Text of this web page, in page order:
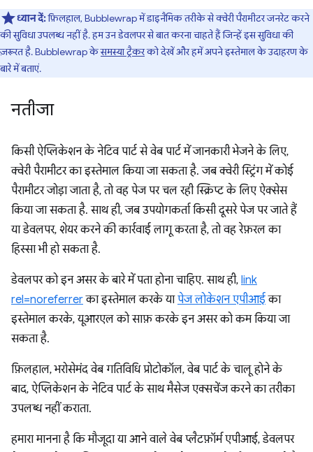
ध्यान दें:फ़िलहाल, Bubblewrap में डाइनैमिक तरीके से क्वेरी पैरामीटर जनरेट करने
की सुविधा उपलब्ध नहीं है. हम उन डेवलपर से बात करना चाहते हैं जिन्हें इस सुविधा की
ज़रूरत है. Bubblewrap केसमस्या ट्रैकरको देखें और हमें अपने इस्तेमाल के उदाहरण के
बारे में बताएं.
नतीजा
किसी ऐप्लिकेशन के नेटिव पार्ट से वेब पार्ट में जानकारी भेजने के लिए,
क्वेरी पैरामीटर का इस्तेमाल किया जा सकता है. जब क्वेरी स्ट्रिंग में कोई
पैरामीटर जोड़ा जाता है, तो वह पेज पर चल रही स्क्रिप्ट के लिए ऐक्सेस
किया जा सकता है. साथ ही, जब उपयोगकर्ता किसी दूसरे पेज पर जाते हैं
या डेवलपर, शेयर करने की कार्रवाई लागू करता है, तो वह रेफ़रल का
हिस्सा भी हो सकता है.
डेवलपर को इन असर के बारे में पता होना चाहिए. साथ ही, link
rel=noreferrerका इस्तेमाल करके यापेज लोकेशन एपीआईका
इस्तेमाल करके, यूआरएल को साफ़ करके इन असर को कम किया जा
सकता है.
फ़िलहाल, भरोसेमंद वेब गतिविधि प्रोटोकॉल, वेब पार्ट के चालू होने के
बाद, ऐप्लिकेशन के नेटिव पार्ट के साथ मैसेज एक्सचेंज करने का तरीका
उपलब्ध नहीं कराता.
हमारा मानना है कि मौजूदा या आने वाले वेब प्लैटफ़ॉर्म एपीआई, डेवलपर